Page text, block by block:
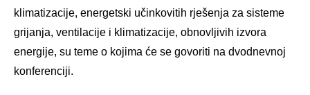
klimatizacije, energetski učinkovitih rješenja za sisteme
grijanja, ventilacije i klimatizacije, obnovljivih izvora
energije, su teme o kojima će se govoriti na dvodnevnoj
konferenciji.